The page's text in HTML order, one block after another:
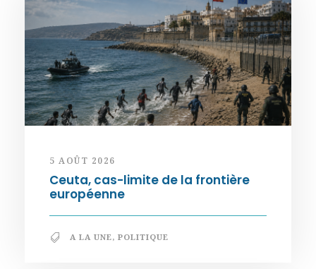
5 AOÛT 2026
Ceuta, cas-limite de la frontière
européenne
A LA UNE, POLITIQUE